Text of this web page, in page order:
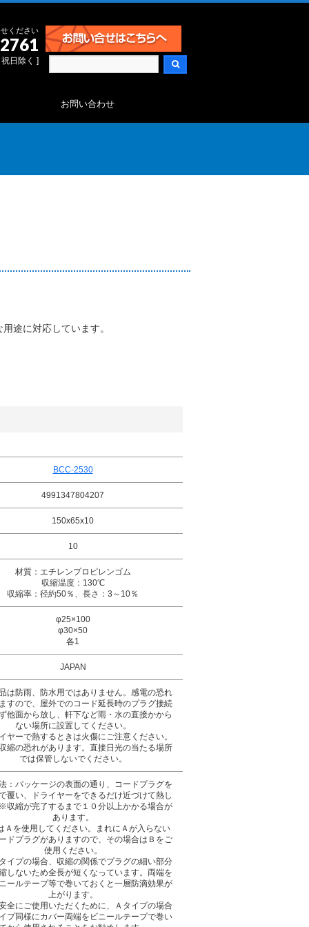
ください
日除く ]
お問い合わせ
途に対応しています。
BCC-2530
4991347804207
150x65x10
10
材質：エチレンプロピレンゴム
収縮温度：130℃
収縮率：径約50％、長さ：3～10％
φ25×100
φ30×50
各1
JAPAN
は防雨、防水用ではありません。感電の恐れ
すので、屋外でのコード延長時のプラグ接続
他面から放し、軒下など雨・水の直接かから
ない場所に設置してください。
ヤーで熱するときは火傷にご注意ください。
縮の恐れがあります。直接日光の当たる場所
では保管しないでください。
：パッケージの表面の通り、コードプラグを
覆い、ドライヤーをできるだけ近づけて熱し
収縮が完了するまで１０分以上かかる場合が
あります。
Ａを使用してください。まれにＡが入らない
ドプラグがありますので、その場合はＢをご
使用ください。
イプの場合、収縮の関係でプラグの細い部分
しないため全長が短くなっています。両端を
ールテープ等で巻いておくと一層防滴効果が
上がります。
全にご使用いただくために、Ａタイプの場合
プ同様にカバー両端をビニールテープで巻い